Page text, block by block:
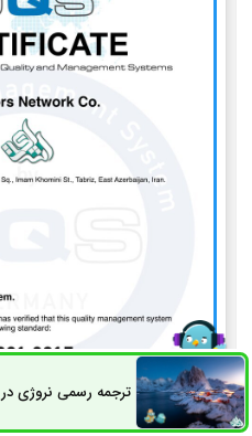
ترجمه رسمی نروژیراه های ارتباطی